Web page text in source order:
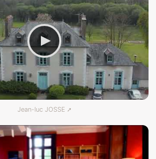
Jean-luc JOSSE